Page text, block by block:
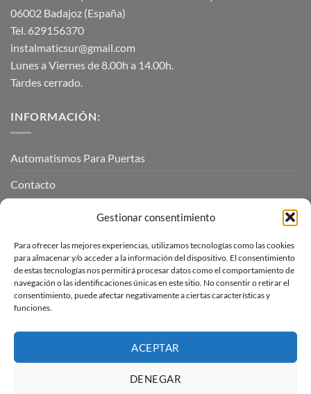
Gestionar consentimiento
Para ofrecer las mejores experiencias, utilizamos tecnologías como las cookies
para almacenar y/o acceder a la información del dispositivo. El consentimiento
de estas tecnologías nos permitirá procesar datos como el comportamiento de
navegación o las identificaciones únicas en este sitio. No consentir o retirar el
consentimiento, puede afectar negativamente a ciertas características y
funciones.
ACEPTAR
DENEGAR
06002 Badajoz (España)
Tel. 629156370
instalmaticsur@gmail.com
Lunes a Viernes de 8.00h a 14.00h.
Tardes cerrado.
INFORMACIÓN:
Automatismos Para Puertas
Contacto
INFORMACIÓN LEGAL
Aviso Legal